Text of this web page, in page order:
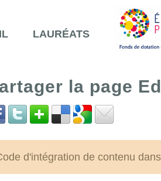
LAURÉATS
la page
d'intégration de contenu